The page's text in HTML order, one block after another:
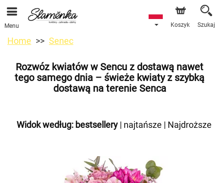
Menu Koszyk Szukaj
Home Senec
Rozwóz kwiatów w Sencu z dostawą nawet
tego samego dnia – świeże kwiaty z szybką
dostawą na terenie Senca
Widok według: bestsellery | najtańsze | Najdroższe